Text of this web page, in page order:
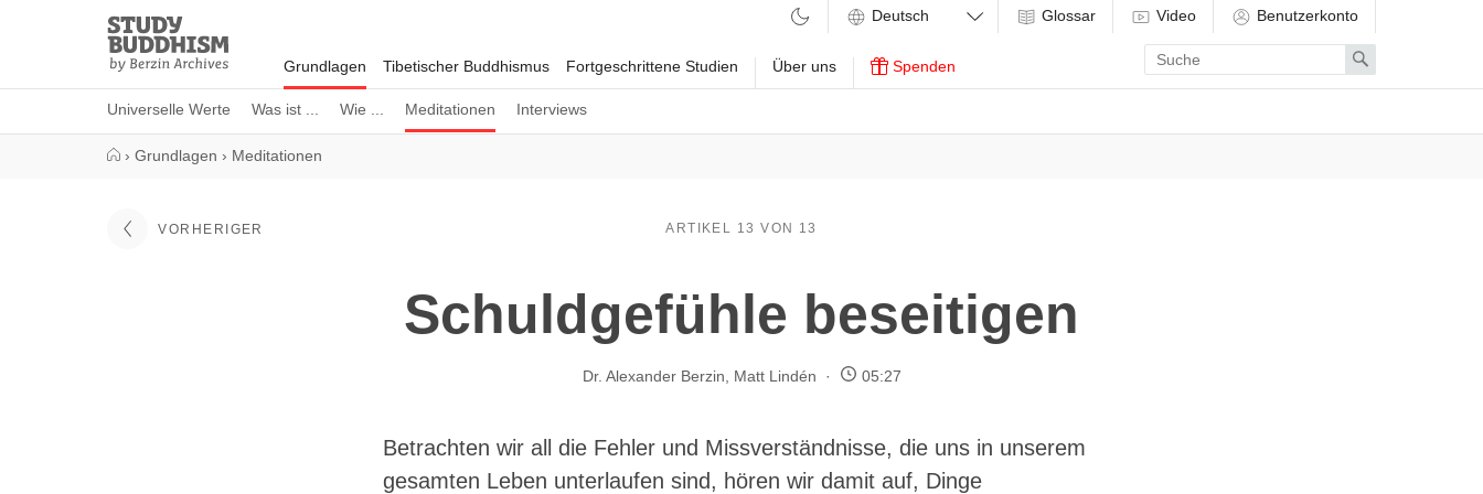
Study
Buddhism
Home
Grundlagen
Universelle Werte Was ist ... Wie ... Meditationen Interviews
Tibetischer Buddhismus Fortgeschrittene Studien Über uns Spenden
Glossar Video Benutzerkonto
Enter
search
term
Search
› Grundlagen › Meditationen
VORHERIGER ARTIKEL 13 VON 13
Schuldgefühle beseitigen
Dr. Alexander Berzin Matt Lindén 05:27
Betrachten wir all die Fehler und Missverständnisse, die uns in unserem
gesamten Leben unterlaufen sind, hören wir damit auf, Dinge